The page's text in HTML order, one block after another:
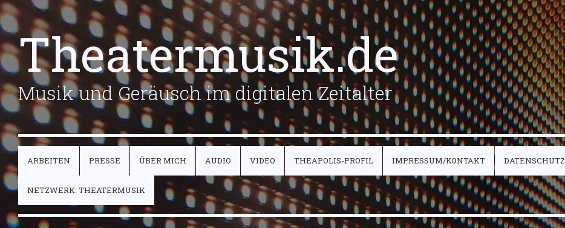
Theatermusik.de
Musik und Geräusch im digitalen Zeitalter
ARBEITEN PRESSE ÜBER MICH AUDIO VIDEO THEAPOLIS-PROFIL IMPRESSUM/KONTAKT DATENSCHUTZ
NETZWERK: THEATERMUSIK